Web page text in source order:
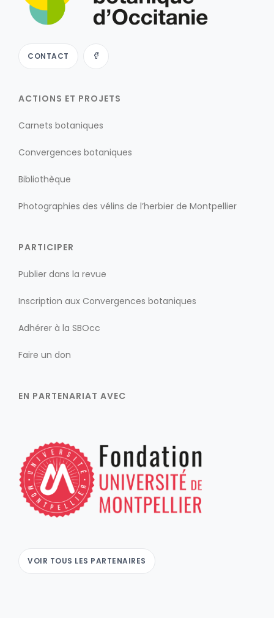
CONTACT
ACTIONS ET PROJETS
Carnets botaniques
Convergences botaniques
Bibliothèque
Photographies des vélins de l’herbier de Montpellier
PARTICIPER
Publier dans la revue
Inscription aux Convergences botaniques
Adhérer à la SBOcc
Faire un don
EN PARTENARIAT AVEC
VOIR TOUS LES PARTENAIRES